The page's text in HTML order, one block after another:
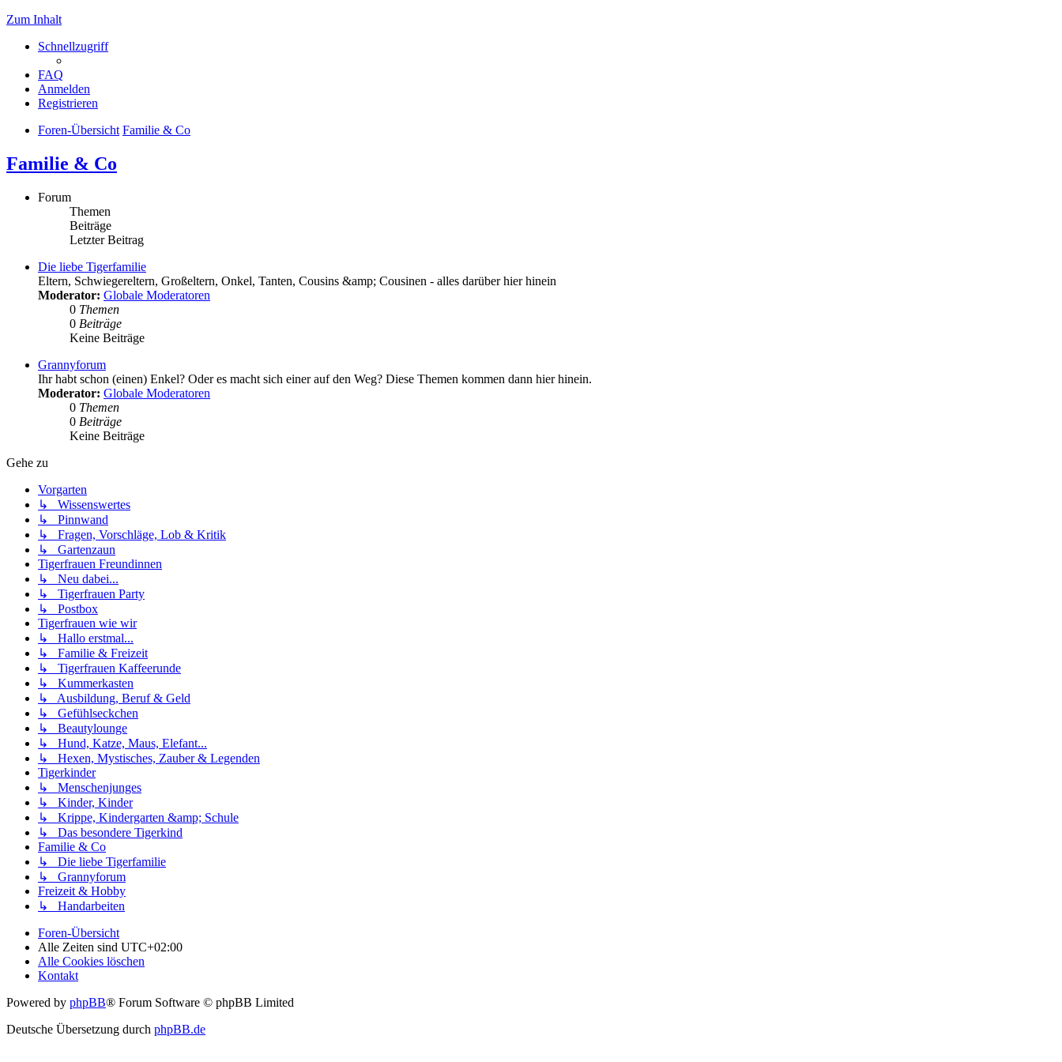
Zum Inhalt
Schnellzugriff
FAQ
Anmelden
Registrieren
Foren-Übersicht Familie & Co
Familie & Co
Forum
Themen
Beiträge
Letzter Beitrag
Die liebe Tigerfamilie
Eltern, Schwiegereltern, Großeltern, Onkel, Tanten, Cousins &amp; Cousinen - alles darüber hier hinein
Moderator: Globale Moderatoren
0 Themen
0 Beiträge
Keine Beiträge
Grannyforum
Ihr habt schon (einen) Enkel? Oder es macht sich einer auf den Weg? Diese Themen kommen dann hier hinein.
Moderator: Globale Moderatoren
0 Themen
0 Beiträge
Keine Beiträge
Gehe zu
Vorgarten
↳ Wissenswertes
↳ Pinnwand
↳ Fragen, Vorschläge, Lob & Kritik
↳ Gartenzaun
Tigerfrauen Freundinnen
↳ Neu dabei...
↳ Tigerfrauen Party
↳ Postbox
Tigerfrauen wie wir
↳ Hallo erstmal...
↳ Familie & Freizeit
↳ Tigerfrauen Kaffeerunde
↳ Kummerkasten
↳ Ausbildung, Beruf & Geld
↳ Gefühlseckchen
↳ Beautylounge
↳ Hund, Katze, Maus, Elefant...
↳ Hexen, Mystisches, Zauber & Legenden
Tigerkinder
↳ Menschenjunges
↳ Kinder, Kinder
↳ Krippe, Kindergarten &amp; Schule
↳ Das besondere Tigerkind
Familie & Co
↳ Die liebe Tigerfamilie
↳ Grannyforum
Freizeit & Hobby
↳ Handarbeiten
Foren-Übersicht
Alle Zeiten sind UTC+02:00
Alle Cookies löschen
Kontakt
Powered by phpBB® Forum Software © phpBB Limited
Deutsche Übersetzung durch phpBB.de